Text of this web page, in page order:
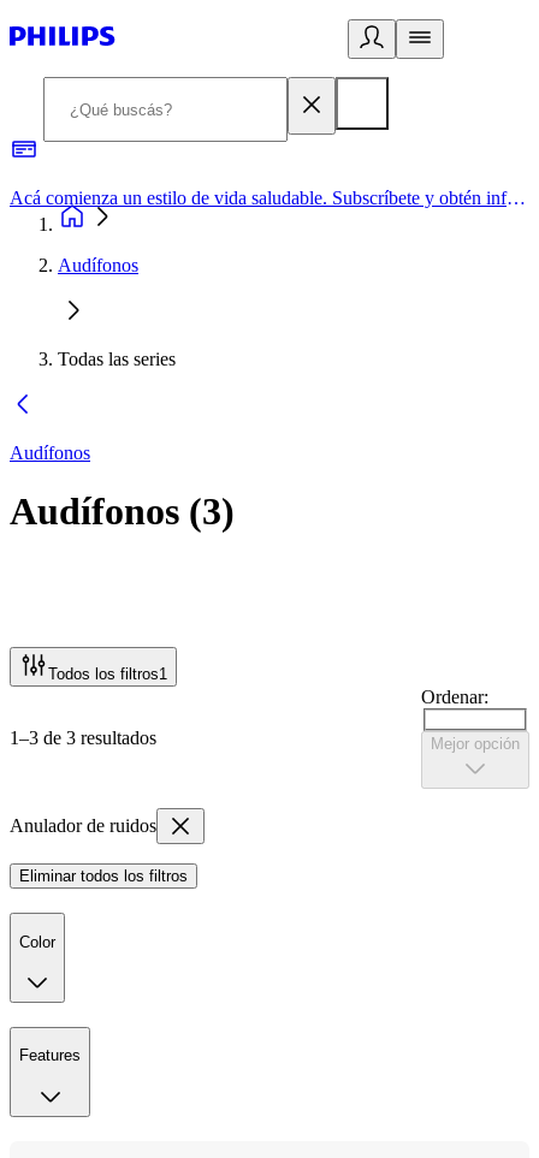
Acá comienza un estilo de vida saludable. Subscríbete y obtén información de primera mano
Audífonos
Todas las series
Audífonos
Audífonos (3)
Todos los filtros1
1–3 de 3 resultados
Ordenar:
Mejor opción
Anulador de ruidos
Eliminar todos los filtros
Color
Features